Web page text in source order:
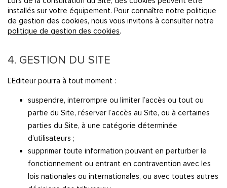
installés sur votre équipement. Pour connaître notre politique
de gestion des cookies, nous vous invitons à consulter notre
politique de gestion des cookies.
4. GESTION DU SITE
L’Editeur pourra à tout moment :
suspendre, interrompre ou limiter l’accès ou tout ou
partie du Site, réserver l’accès au Site, ou à certaines
parties du Site, à une catégorie déterminée
d’utilisateurs ;
supprimer toute information pouvant en perturber le
fonctionnement ou entrant en contravention avec les
lois nationales ou internationales, ou avec toutes autres